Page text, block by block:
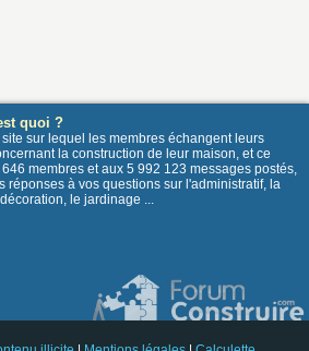
quoi ?
sur lequel les membres échangent leurs
la construction de leur maison, et ce
membres et aux 5 992 123 messages postés,
réponses à vos questions sur l'administratif, la
le jardinage ...